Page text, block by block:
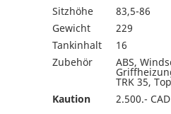
Sitzhöhe
83,5-86
Gewicht
229
Tankinhalt
16
Zubehör
ABS,
TRK 35,
Kaution
2.500.- CAD